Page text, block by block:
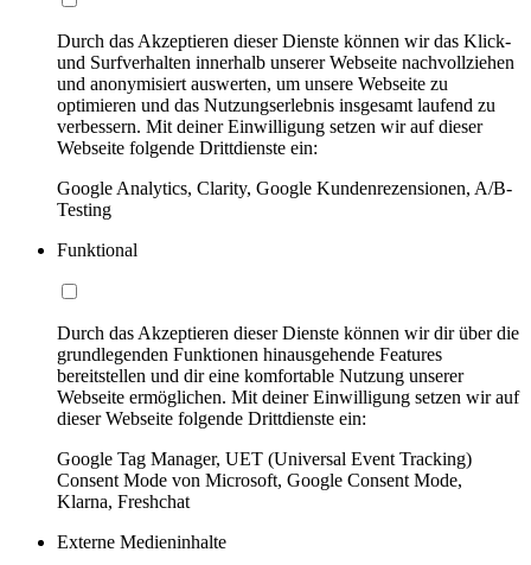
Durch das Akzeptieren dieser Dienste können wir das Klick-
und Surfverhalten innerhalb unserer Webseite nachvollziehen
und anonymisiert auswerten, um unsere Webseite zu
optimieren und das Nutzungserlebnis insgesamt laufend zu
verbessern. Mit deiner Einwilligung setzen wir auf dieser
Webseite folgende Drittdienste ein:
Google Analytics, Clarity, Google Kundenrezensionen, A/B-
Testing
Funktional
Durch das Akzeptieren dieser Dienste können wir dir über die
grundlegenden Funktionen hinausgehende Features
bereitstellen und dir eine komfortable Nutzung unserer
Webseite ermöglichen. Mit deiner Einwilligung setzen wir auf
dieser Webseite folgende Drittdienste ein:
Google Tag Manager, UET (Universal Event Tracking)
Consent Mode von Microsoft, Google Consent Mode,
Klarna, Freshchat
Externe Medieninhalte